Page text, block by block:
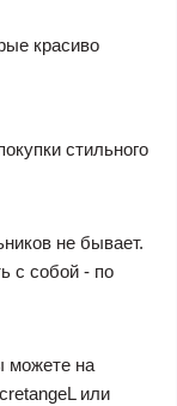
красиво
стильного
не бывает.
с собой - по
можете на
или